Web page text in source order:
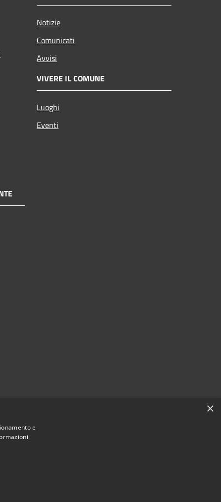
Notizie
Comunicati
Avvisi
VIVERE IL COMUNE
Luoghi
Eventi
• Powered by
×
e